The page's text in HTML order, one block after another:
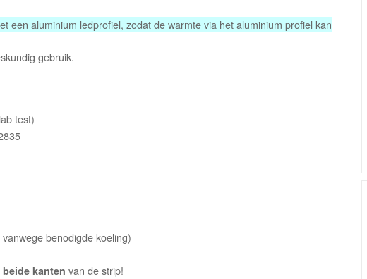
een aluminium ledprofiel, zodat de warmte via het aluminium profiel kan
gebruik.
test)
benodigde koeling)
beide kanten van de strip!